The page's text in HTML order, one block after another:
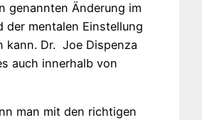
genannten Änderung im
der mentalen Einstellung
kann. Dr. Joe Dispenza
auch innerhalb von
man mit den richtigen